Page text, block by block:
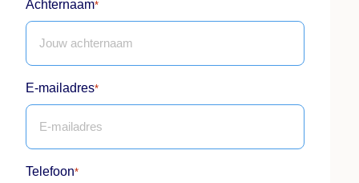
Achternaam*
E-mailadres*
Telefoon*